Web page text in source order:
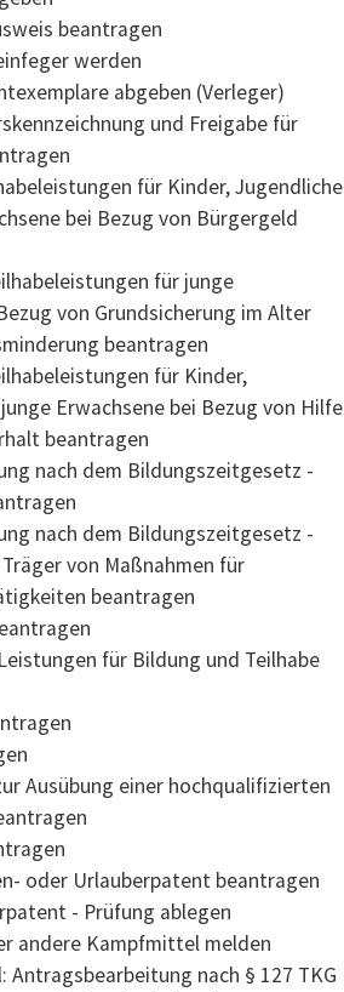
beantragen
werden
abgeben (Verleger)
und Freigabe für
für Kinder, Jugendliche
bei Bezug von Bürgergeld
für junge
von Grundsicherung im Alter
beantragen
für Kinder,
Erwachsene bei Bezug von Hilfe
beantragen
nach dem Bildungszeitgesetz -
nach dem Bildungszeitgesetz -
von Maßnahmen für
beantragen
für Bildung und Teilhabe
Ausübung einer hochqualifizierten
oder Urlauberpatent beantragen
- Prüfung ablegen
andere Kampfmittel melden
Antragsbearbeitung nach § 127 TKG